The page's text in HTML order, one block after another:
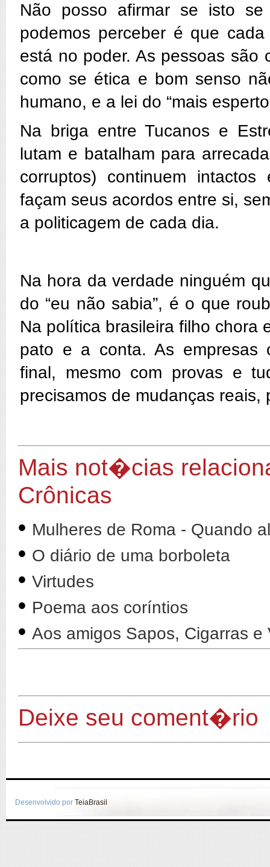
Não posso afirmar se isto
podemos perceber é que
está no poder. As pessoas são
como se ética e bom senso
humano, e a lei do “mais
Na briga entre Tucanos e
lutam e batalham para
corruptos) continuem
façam seus acordos entre si,
a politicagem de cada dia.
Na hora da verdade ninguém
do “eu não sabia”, é o que
Na política brasileira filho chora
pato e a conta. As empresas
final, mesmo com provas e
precisamos de mudanças
Mais not�cias
Crônicas
• Mulheres de Roma - Quando
• O diário de uma borboleta
• Virtudes
• Poema aos coríntios
• Aos amigos Sapos, Cigarras e
Deixe seu coment�rio
Desenvolvido por TeiaBrasil